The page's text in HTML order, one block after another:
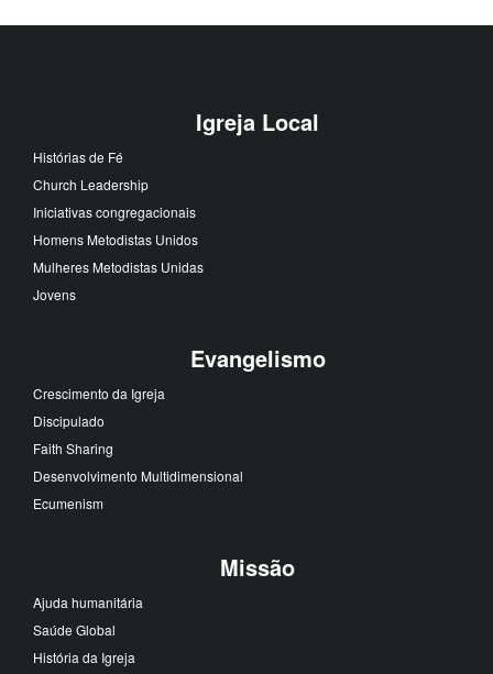
Igreja Local
Histórias de Fé
Church Leadership
Iniciativas congregacionais
Homens Metodistas Unidos
Mulheres Metodistas Unidas
Jovens
Evangelismo
Crescimento da Igreja
Discipulado
Faith Sharing
Desenvolvimento Multidimensional
Ecumenism
Missão
Ajuda humanitária
Saúde Global
História da Igreja